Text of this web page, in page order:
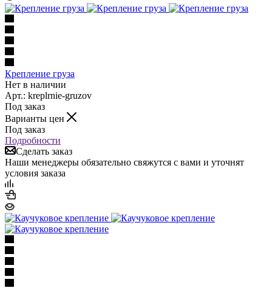
Крепление груза
Нет в наличии
Арт.: kreplrnie-gruzov
Под заказ
Варианты цен
Под заказ
Подробности
Сделать заказ
Наши менеджеры обязательно свяжутся с вами и уточнят
условия заказа